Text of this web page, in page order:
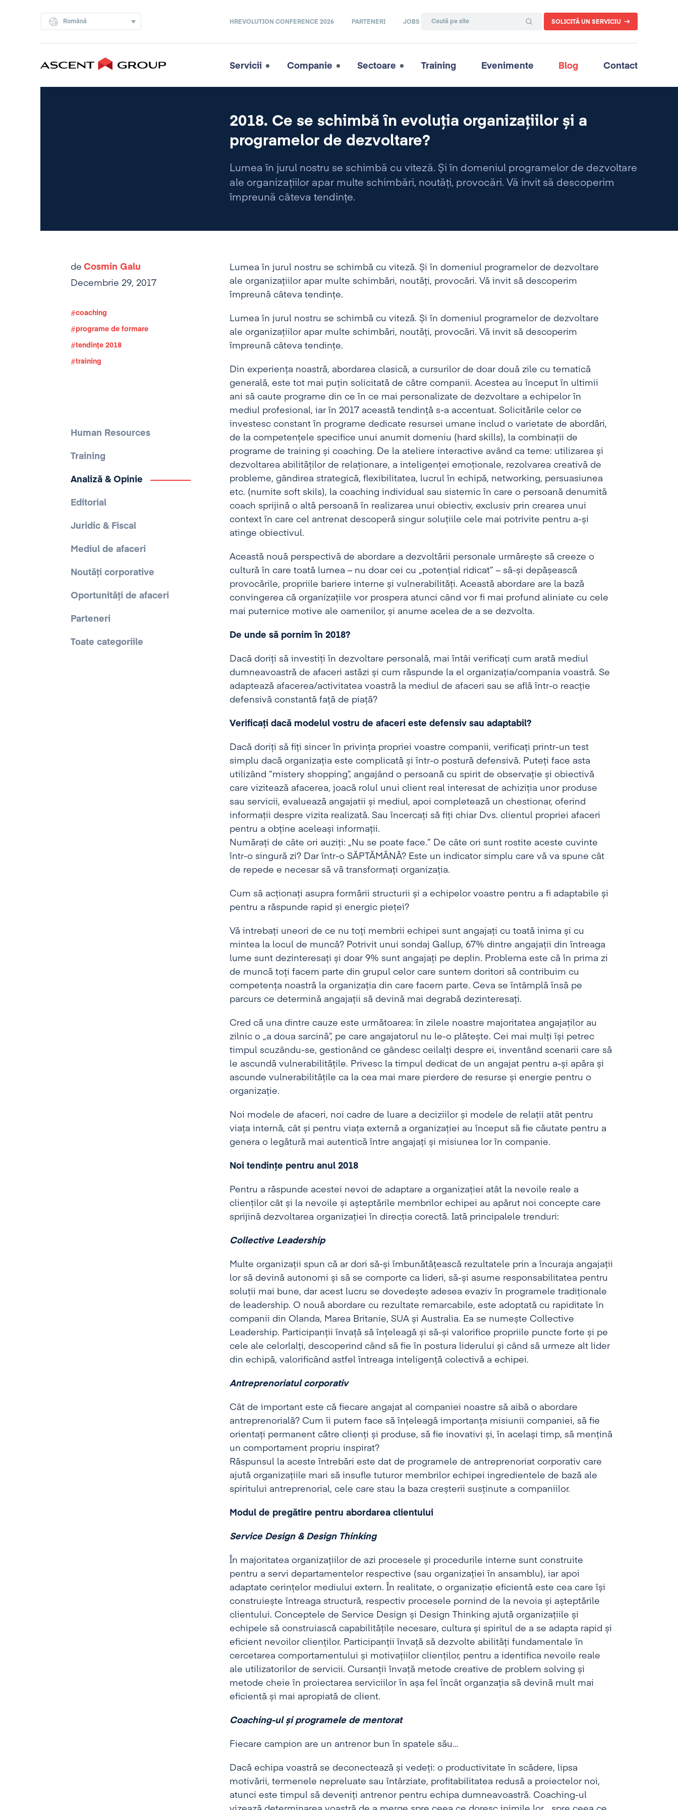
Română HREVOLUTION CONFERENCE 2026 PARTENERI JOBS SOLICITĂ UN SERVICIU
Servicii Companie Sectoare Training Evenimente Blog Contact
2018. Ce se schimbă în evoluția organizațiilor și a
programelor de dezvoltare?
Lumea în jurul nostru se schimbă cu viteză. Și în domeniul programelor de dezvoltare
ale organizațiilor apar multe schimbări, noutăți, provocări. Vă invit să descoperim
împreună câteva tendințe.
de Cosmin Galu
Decembrie 29, 2017
coaching
programe de formare
tendințe 2018
training
Human Resources
Training
Analiză & Opinie
Editorial
Juridic & Fiscal
Mediul de afaceri
Noutăți corporative
Oportunități de afaceri
Parteneri
Toate categoriile
Lumea în jurul nostru se schimbă cu viteză. Și în domeniul programelor de dezvoltare
ale organizațiilor apar multe schimbări, noutăți, provocări. Vă invit să descoperim
împreună câteva tendințe.
Lumea în jurul nostru se schimbă cu viteză. Și în domeniul programelor de dezvoltare
ale organizațiilor apar multe schimbări, noutăți, provocări. Vă invit să descoperim
împreună câteva tendințe.
Din experiența noastră, abordarea clasică, a cursurilor de doar două zile cu tematică
generală, este tot mai puțin solicitată de către companii. Acestea au început în ultimii
ani să caute programe din ce în ce mai personalizate de dezvoltare a echipelor în
mediul profesional, iar în 2017 această tendință s-a accentuat. Solicitările celor ce
investesc constant în programe dedicate resursei umane includ o varietate de abordări,
de la competențele specifice unui anumit domeniu (hard skills), la combinații de
programe de training și coaching. De la ateliere interactive având ca teme: utilizarea și
dezvoltarea abilităților de relaționare, a inteligenței emoționale, rezolvarea creativă de
probleme, gândirea strategică, flexibilitatea, lucrul în echipă, networking, persuasiunea
etc. (numite soft skils), la coaching individual sau sistemic în care o persoană denumită
coach sprijină o altă persoană în realizarea unui obiectiv, exclusiv prin crearea unui
context în care cel antrenat descoperă singur soluțiile cele mai potrivite pentru a-și
atinge obiectivul.
Această nouă perspectivă de abordare a dezvoltării personale urmărește să creeze o
cultură în care toată lumea – nu doar cei cu „potențial ridicat” – să-și depășească
provocările, propriile bariere interne și vulnerabilități. Această abordare are la bază
convingerea că organizațiile vor prospera atunci când vor fi mai profund aliniate cu cele
mai puternice motive ale oamenilor, și anume acelea de a se dezvolta.
De unde să pornim în 2018?
Dacă doriți să investiți în dezvoltare personală, mai întâi verificați cum arată mediul
dumneavoastră de afaceri astăzi și cum răspunde la el organizația/compania voastră. Se
adaptează afacerea/activitatea voastră la mediul de afaceri sau se află într-o reacție
defensivă constantă față de piață?
Verificați dacă modelul vostru de afaceri este defensiv sau adaptabil?
Dacă doriți să fiți sincer în privința propriei voastre companii, verificați printr-un test
simplu dacă organizația este complicată și într-o postură defensivă. Puteți face asta
utilizând “mistery shopping”, angajând o persoană cu spirit de observație și obiectivă
care vizitează afacerea, joacă rolul unui client real interesat de achiziția unor produse
sau servicii, evaluează angajatii și mediul, apoi completează un chestionar, oferind
informații despre vizita realizată. Sau încercați să fiți chiar Dvs. clientul propriei afaceri
pentru a obține aceleași informații.
Numărați de câte ori auziți: „Nu se poate face.” De câte ori sunt rostite aceste cuvinte
într-o singură zi? Dar într-o SĂPTĂMÂNĂ? Este un indicator simplu care vă va spune cât
de repede e necesar să vă transformați organizația.
Cum să acționați asupra formării structurii și a echipelor voastre pentru a fi adaptabile și
pentru a răspunde rapid și energic pieței?
Vă intrebați uneori de ce nu toți membrii echipei sunt angajați cu toată inima și cu
mintea la locul de muncă? Potrivit unui sondaj Gallup, 67% dintre angajații din întreaga
lume sunt dezinteresați și doar 9% sunt angajați pe deplin. Problema este că în prima zi
de muncă toți facem parte din grupul celor care suntem doritori să contribuim cu
competența noastră la organizația din care facem parte. Ceva se întâmplă însă pe
parcurs ce determină angajații să devină mai degrabă dezinteresați.
Cred că una dintre cauze este următoarea: în zilele noastre majoritatea angajaților au
zilnic o „a doua sarcină”, pe care angajatorul nu le-o plătește. Cei mai mulți își petrec
timpul scuzându-se, gestionând ce gândesc ceilalți despre ei, inventând scenarii care să
le ascundă vulnerabilitățile. Privesc la timpul dedicat de un angajat pentru a-și apăra și
ascunde vulnerabilitățile ca la cea mai mare pierdere de resurse și energie pentru o
organizație.
Noi modele de afaceri, noi cadre de luare a deciziilor și modele de relații atât pentru
viața internă, cât și pentru viața externă a organizației au început să fie căutate pentru a
genera o legătură mai autentică între angajați și misiunea lor în companie.
Noi tendințe pentru anul 2018
Pentru a răspunde acestei nevoi de adaptare a organizației atât la nevoile reale a
clienților cât și la nevoile și așteptările membrilor echipei au apărut noi concepte care
sprijină dezvoltarea organizației în direcția corectă. Iată principalele trenduri:
Collective Leadership
Multe organizații spun că ar dori să-și îmbunătățească rezultatele prin a încuraja angajații
lor să devină autonomi și să se comporte ca lideri, să-și asume responsabilitatea pentru
soluții mai bune, dar acest lucru se dovedește adesea evaziv în programele tradiționale
de leadership. O nouă abordare cu rezultate remarcabile, este adoptată cu rapiditate în
companii din Olanda, Marea Britanie, SUA și Australia. Ea se numește Collective
Leadership. Participanții învață să înțeleagă și să-și valorifice propriile puncte forte și pe
cele ale celorlalți, descoperind când să fie în postura liderului și când să urmeze alt lider
din echipă, valorificând astfel întreaga inteligență colectivă a echipei.
Antreprenoriatul corporativ
Cât de important este că fiecare angajat al companiei noastre să aibă o abordare
antreprenorială? Cum îi putem face să înțeleagă importanța misiunii companiei, să fie
orientați permanent către clienți și produse, să fie inovativi și, în același timp, să mențină
un comportament propriu inspirat?
Răspunsul la aceste întrebări este dat de programele de antreprenoriat corporativ care
ajută organizațiile mari să insufle tuturor membrilor echipei ingredientele de bază ale
spiritului antreprenorial, cele care stau la baza creșterii susținute a companiilor.
Modul de pregătire pentru abordarea clientului
Service Design & Design Thinking
În majoritatea organizațiilor de azi procesele și procedurile interne sunt construite
pentru a servi departamentelor respective (sau organizației în ansamblu), iar apoi
adaptate cerințelor mediului extern. În realitate, o organizație eficientă este cea care își
construiește întreaga structură, respectiv procesele pornind de la nevoia și așteptările
clientului. Conceptele de Service Design și Design Thinking ajută organizațiile și
echipele să construiască capabilitățile necesare, cultura și spiritul de a se adapta rapid și
eficient nevoilor clienților. Participanții învață să dezvolte abilități fundamentale în
cercetarea comportamentului și motivațiilor clienților, pentru a identifica nevoile reale
ale utilizatorilor de servicii. Cursanții învață metode creative de problem solving și
metode cheie în proiectarea serviciilor în așa fel încât organzația să devină mult mai
eficientă și mai apropiată de client.
Coaching-ul și programele de mentorat
Fiecare campion are un antrenor bun în spatele său…
Dacă echipa voastră se deconectează și vedeți: o productivitate în scădere, lipsa
motivării, termenele nepreluate sau întârziate, profitabilitatea redusă a proiectelor noi,
atunci este timpul să deveniți antrenor pentru echipa dumneavoastră. Coaching-ul